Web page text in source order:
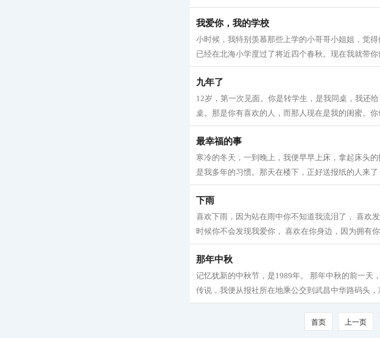
我爱你，我的学校
小时候，我特别羡慕那些上学的小哥哥小姐姐，觉
已经在北海小学度过了将近四个春秋。现在我就带你
九年了
12岁，第一次见面。你是转学生，是我同桌，我还
桌。那是你有喜欢的人，而那人现在是我的闺蜜。你
最幸福的事
寒冷的冬天，一到晚上，我便早早上床，拿起床头
是我多年的习惯。那天在楼下，正好送报纸的人来了
下雨
喜欢下雨，因为站在雨中你不知道我流泪了， 喜欢
时候你不会发现我爱你， 喜欢在你身边，因为拥有
那年中秋
记忆犹新的中秋节，是1989年。 那年中秋的前一天
传说，我便从报社所在地乘公交到武昌中华路码头，
首页 上一页